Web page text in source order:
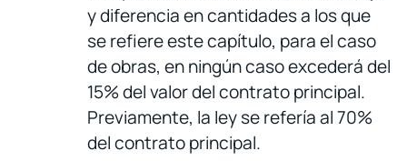
y diferencia en cantidades a los que
se refiere este capítulo, para el caso
de obras, en ningún caso excederá del
15% del valor del contrato principal.
Previamente, la ley se refería al 70%
del contrato principal.